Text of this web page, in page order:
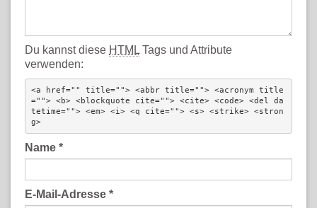
Du kannst diese HTML Tags und Attribute
verwenden:
<a href="" title=""> <abbr title=""> <acronym title
=""> <b> <blockquote cite=""> <cite> <code> <del da
tetime=""> <em> <i> <q cite=""> <s> <strike> <stron
g>
Name *
E-Mail-Adresse *